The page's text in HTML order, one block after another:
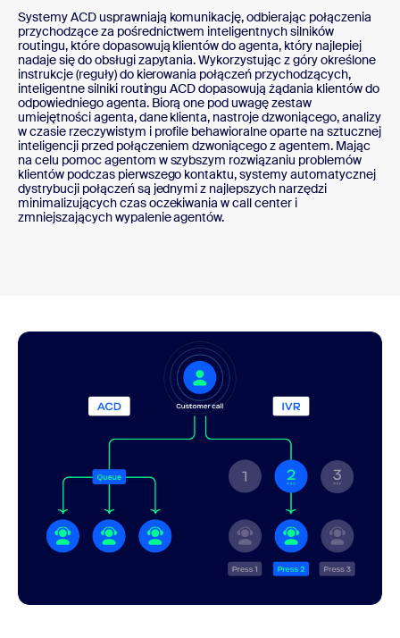
Systemy ACD usprawniają komunikację, odbierając połączenia
przychodzące za pośrednictwem inteligentnych silników
routingu, które dopasowują klientów do agenta, który najlepiej
nadaje się do obsługi zapytania. Wykorzystując z góry określone
instrukcje (reguły) do kierowania połączeń przychodzących,
inteligentne silniki routingu ACD dopasowują żądania klientów do
odpowiedniego agenta. Biorą one pod uwagę zestaw
umiejętności agenta, dane klienta, nastroje dzwoniącego, analizy
w czasie rzeczywistym i profile behawioralne oparte na sztucznej
inteligencji przed połączeniem dzwoniącego z agentem. Mając
na celu pomoc agentom w szybszym rozwiązaniu problemów
klientów podczas pierwszego kontaktu, systemy automatycznej
dystrybucji połączeń są jednymi z najlepszych narzędzi
minimalizujących czas oczekiwania w call center i
zmniejszających wypalenie agentów.